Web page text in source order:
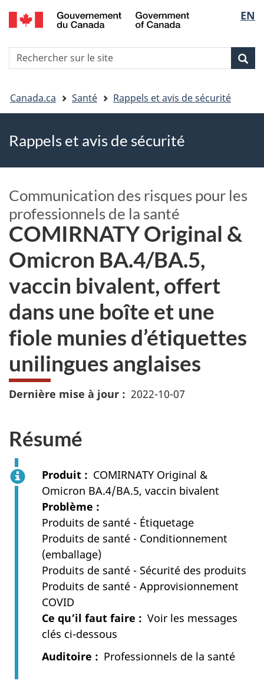
Skip
to
Skip
to
Passer
à
HTML
de
la
EN
Recherche
Vous
êtes
ici
Canada.ca Santé Rappels et avis de sécurité
Rappels et avis de sécurité
Communication des risques pour les
professionnels de la santé
COMIRNATY Original &
Omicron BA.4/BA.5,
vaccin bivalent, offert
dans une boîte et une
fiole munies d’étiquettes
unilingues anglaises
Dernière mise à jour 2022-10-07
Résumé
Produit
COMIRNATY Original &
Omicron BA.4/BA.5, vaccin bivalent
Problème
Produits de santé - Étiquetage
Produits de santé - Conditionnement
(emballage)
Produits de santé - Sécurité des produits
Produits de santé - Approvisionnement
COVID
Ce qu’il faut faire
Voir les messages
clés ci-dessous
Auditoire
Professionnels de la santé